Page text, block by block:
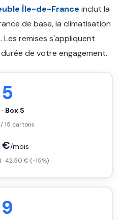
Île-de-France inclut la
de base, la climatisation
remises s'appliquent
de votre engagement.
5
Box S
15 cartons
€/mois
42.50 € (-15%)
9